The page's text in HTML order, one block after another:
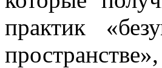
практик